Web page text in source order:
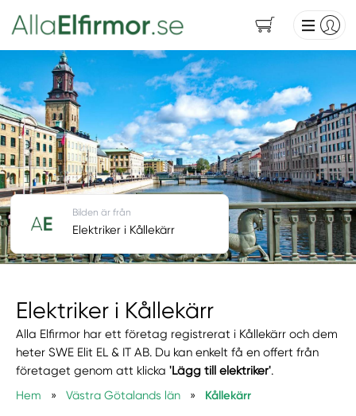
Elektriker i Kållekärr
Alla Elfirmor har ett företag registrerat i Kållekärr och dem
heter SWE Elit EL & IT AB. Du kan enkelt få en offert från
företaget genom att klicka'Lägg till elektriker'.
Hem
» Västra Götalands län » Kållekärr
Bilden är från
Elektriker i Kållekärr